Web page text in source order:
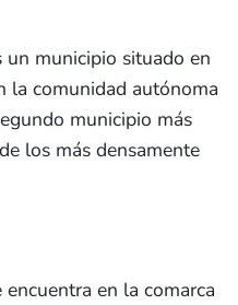
municipio situado en
la comunidad autónoma
municipio más
los más densamente
en la comarca